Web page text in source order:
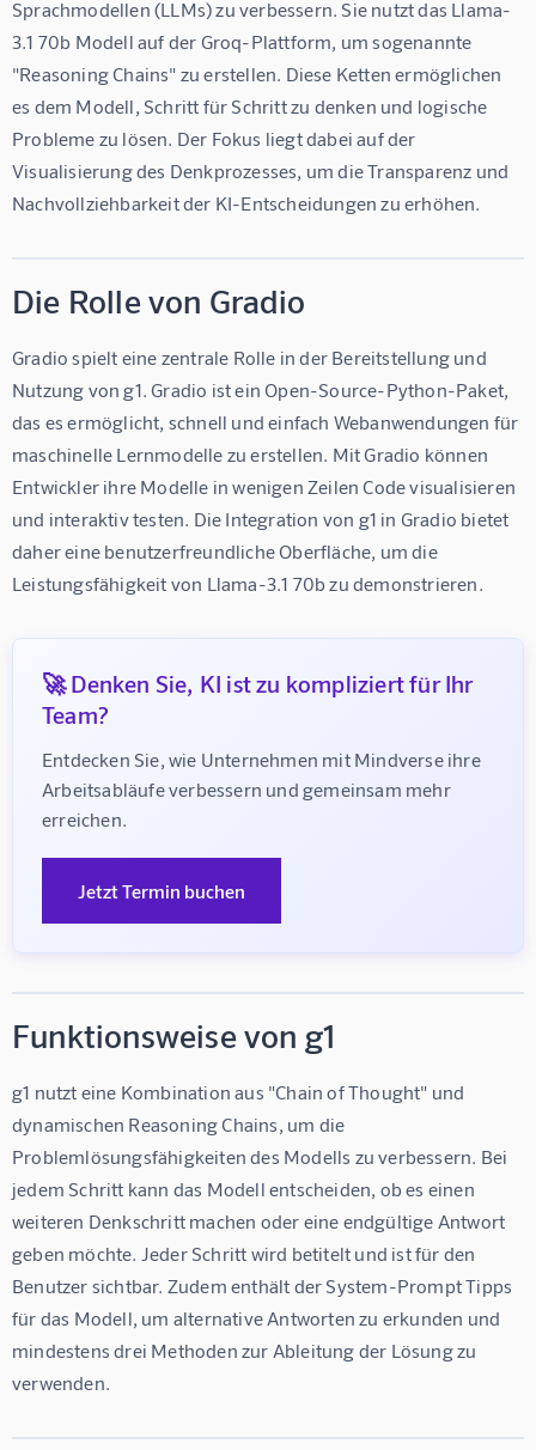
Sprachmodellen (LLMs) zu verbessern. Sie nutzt das Llama-
3.1 70b Modell auf der Groq-Plattform, um sogenannte
"Reasoning Chains" zu erstellen. Diese Ketten ermöglichen
es dem Modell, Schritt für Schritt zu denken und logische
Probleme zu lösen. Der Fokus liegt dabei auf der
Visualisierung des Denkprozesses, um die Transparenz und
Nachvollziehbarkeit der KI-Entscheidungen zu erhöhen.
Die Rolle von Gradio
Gradio spielt eine zentrale Rolle in der Bereitstellung und
Nutzung von g1. Gradio ist ein Open-Source-Python-Paket,
das es ermöglicht, schnell und einfach Webanwendungen für
maschinelle Lernmodelle zu erstellen. Mit Gradio können
Entwickler ihre Modelle in wenigen Zeilen Code visualisieren
und interaktiv testen. Die Integration von g1 in Gradio bietet
daher eine benutzerfreundliche Oberfläche, um die
Leistungsfähigkeit von Llama-3.1 70b zu demonstrieren.
🚀 Denken Sie, KI ist zu kompliziert für Ihr
Team?
Entdecken Sie, wie Unternehmen mit Mindverse ihre
Arbeitsabläufe verbessern und gemeinsam mehr
erreichen.
Jetzt Termin buchen
Funktionsweise von g1
g1 nutzt eine Kombination aus "Chain of Thought" und
dynamischen Reasoning Chains, um die
Problemlösungsfähigkeiten des Modells zu verbessern. Bei
jedem Schritt kann das Modell entscheiden, ob es einen
weiteren Denkschritt machen oder eine endgültige Antwort
geben möchte. Jeder Schritt wird betitelt und ist für den
Benutzer sichtbar. Zudem enthält der System-Prompt Tipps
für das Modell, um alternative Antworten zu erkunden und
mindestens drei Methoden zur Ableitung der Lösung zu
verwenden.